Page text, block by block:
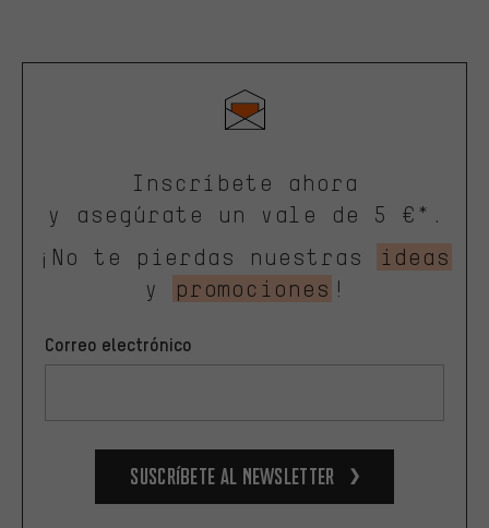
Inscríbete ahora
y asegúrate un vale de 5 €*.
¡No te pierdas nuestras
ideas
y
promociones !
Correo electrónico
Suscríbete al newsletter